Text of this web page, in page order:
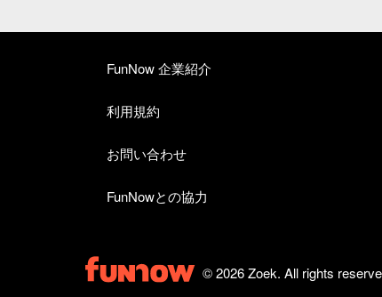
FunNow 企業紹介
利用規約
お問い合わせ
FunNowとの協力
© 2026 Zoek. All rights